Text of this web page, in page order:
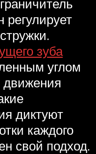
зуба
углом
движения
диктуют
каждого
свой подход.